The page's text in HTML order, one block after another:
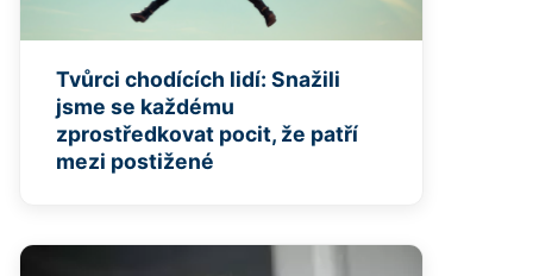
Tvůrci chodících lidí: Snažili
jsme se každému
zprostředkovat pocit, že patří
mezi postižené